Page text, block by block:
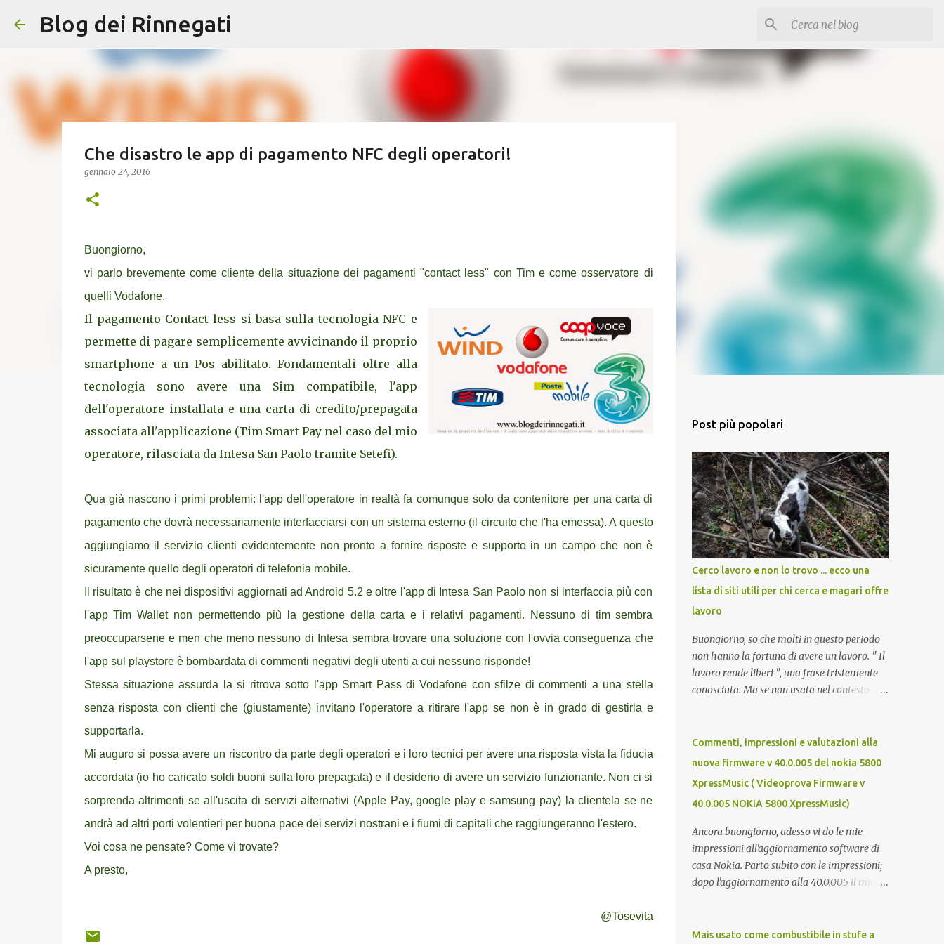
Blog dei Rinnegati
Che disastro le app di pagamento NFC degli operatori!
gennaio 24, 2016
Buongiorno,
vi parlo brevemente come cliente della situazione dei pagamenti "contact less" con Tim e come osservatore di
quelli Vodafone.
Il pagamento Contact less si basa sulla tecnologia NFC e
permette di pagare semplicemente avvicinando il proprio
smartphone a un Pos abilitato. Fondamentali oltre alla
tecnologia sono avere una Sim compatibile, l'app
dell'operatore installata e una carta di credito/prepagata
associata all'applicazione (Tim Smart Pay nel caso del mio
operatore, rilasciata da Intesa San Paolo tramite Setefi).
Qua già nascono i primi problemi: l'app dell'operatore in realtà fa comunque solo da contenitore per una carta di
pagamento che dovrà necessariamente interfacciarsi con un sistema esterno (il circuito che l'ha emessa). A questo
aggiungiamo il servizio clienti evidentemente non pronto a fornire risposte e supporto in un campo che non è
sicuramente quello degli operatori di telefonia mobile.
Il risultato è che nei dispositivi aggiornati ad Android 5.2 e oltre l'app di Intesa San Paolo non si interfaccia più con
l'app Tim Wallet non permettendo più la gestione della carta e i relativi pagamenti. Nessuno di tim sembra
preoccuparsene e men che meno nessuno di Intesa sembra trovare una soluzione con l'ovvia conseguenza che
l'app sul playstore è bombardata di commenti negativi degli utenti a cui nessuno risponde!
Stessa situazione assurda la si ritrova sotto l'app Smart Pass di Vodafone con sfilze di commenti a una stella
senza risposta con clienti che (giustamente) invitano l'operatore a ritirare l'app se non è in grado di gestirla e
supportarla.
Mi auguro si possa avere un riscontro da parte degli operatori e i loro tecnici per avere una risposta vista la fiducia
accordata (io ho caricato soldi buoni sulla loro prepagata) e il desiderio di avere un servizio funzionante. Non ci si
sorprenda altrimenti se all'uscita di servizi alternativi (Apple Pay, google play e samsung pay) la clientela se ne
andrà ad altri porti volentieri per buona pace dei servizi nostrani e i fiumi di capitali che raggiungeranno l'estero.
Voi cosa ne pensate? Come vi trovate?
A presto,
@Tosevita
Post più popolari
Cerco lavoro e non lo trovo ... ecco una
lista di siti utili per chi cerca e magari offre
lavoro
Buongiorno, so che molti in questo periodo
non hanno la fortuna di avere un lavoro. " Il
lavoro rende liberi ", una frase tristemente
conosciuta. Ma se non usata nel contesto di
ricchezza propria, e la ricchezza propria
significa autonomia. E in definitiva,
seme della libertà. Mi auguro dunque questo
elenco possa essere d'aiuto. Buona fortuna a
tutti e buona giornata, Luca Zecca Jooble
Trovit Monster Lavoro.org Cerco-
Lavoro.info Jobcrawler CercoLavoro.com
Motore Lavoro Subito.it (Sezione OFFERTE
DI LAVORO) Info Jobs
Commenti, impressioni e valutazioni alla
nuova firmware v 40.0.005 del nokia 5800
XpressMusic ( Videoprova Firmware v
40.0.005 NOKIA 5800 XpressMusic)
Ancora buongiorno, adesso vi do le mie
impressioni all'aggiornamento software di
casa Nokia. Parto subito con le impressioni;
dopo l'aggiornamento alla 40.0.005 il mio
reattivo. Quando lo giri digitando un sms
Mais usato come combustibile in stufe a